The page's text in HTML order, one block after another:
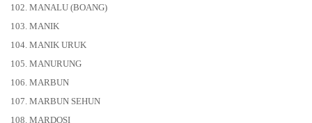
102. MANALU (BOANG)
103. MANIK
104. MANIK URUK
105. MANURUNG
106. MARBUN
107. MARBUN SEHUN
108. MARDOSI